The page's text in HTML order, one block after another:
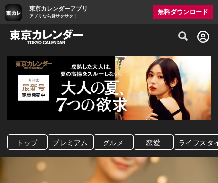
東京カレンダーアプリ
アプリなら超サクサク！
無料ダウンロード
グルメ情報・プレミアムレストラン予約
トップ プレミアム グルメ 恋愛 ライフスタ